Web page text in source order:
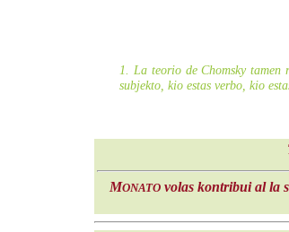
1. La teorio de Chomsky
subjekto, kio estas verbo, kio
MONATOvolas kontribui al la